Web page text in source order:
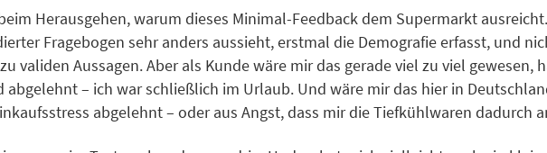
Herausgehen, warum dieses Minimal-Feedback dem Supermarkt
Fragebogen sehr anders aussieht, erstmal die Demografie erfasst, und
validen Aussagen. Aber als Kunde wäre mir das gerade viel zu viel gewesen,
– ich war schließlich im Urlaub. Und wäre mir das hier in
abgelehnt – oder aus Angst, dass mir die Tiefkühlwaren dadurch